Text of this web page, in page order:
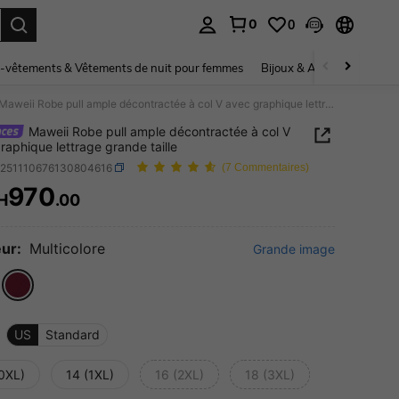
0 0
vêtements & Vêtements de nuit pour femmes Bijoux & Accessoires pour
Maweii Robe pull ample décontractée à col V avec graphique lettrage grande taille
Maweii Robe pull ample décontractée à col V
lettrage grande taille
(7 Commentaires)
AND AVAILABILITY
970.00
Multicolore Grande image
US Standard
14 (1XL) 16 (2XL) 18 (3XL)